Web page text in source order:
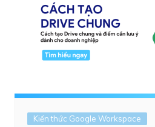
Kiến thức Google Workspace